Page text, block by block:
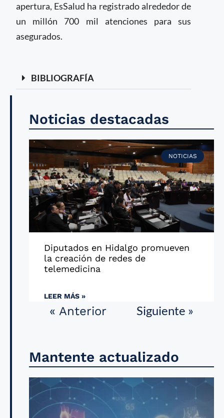
apertura, EsSalud ha registrado alrededor de
un millón 700 mil atenciones para sus
asegurados.
BIBLIOGRAFÍA
Noticias destacadas
NOTICIAS
Diputados en Hidalgo promueven
la creación de redes de
telemedicina
LEER MÁS »
« Anterior Siguiente »
Mantente actualizado